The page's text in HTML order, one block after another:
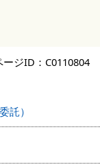
ージID：C0110804
託）